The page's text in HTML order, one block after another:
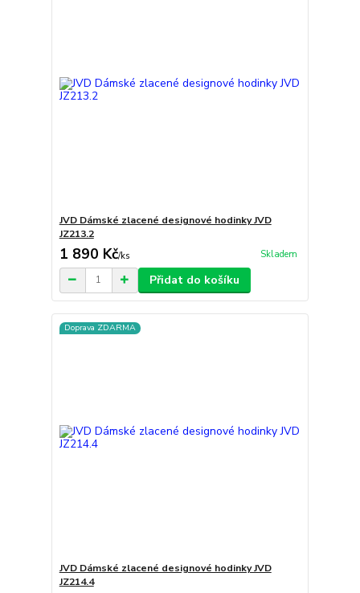
JVD Dámské zlacené designové hodinky JVD
JZ213.2
1 890 Kč/ks Skladem
Přidat do košíku
Doprava ZDARMA
JVD Dámské zlacené designové hodinky JVD
JZ214.4